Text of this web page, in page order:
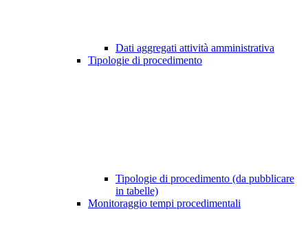
Dati aggregati attività amministrativa
Tipologie di procedimento
Tipologie di procedimento (da pubblicare
in tabelle)
Monitoraggio tempi procedimentali